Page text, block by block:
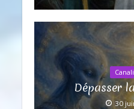
Dépasser
30